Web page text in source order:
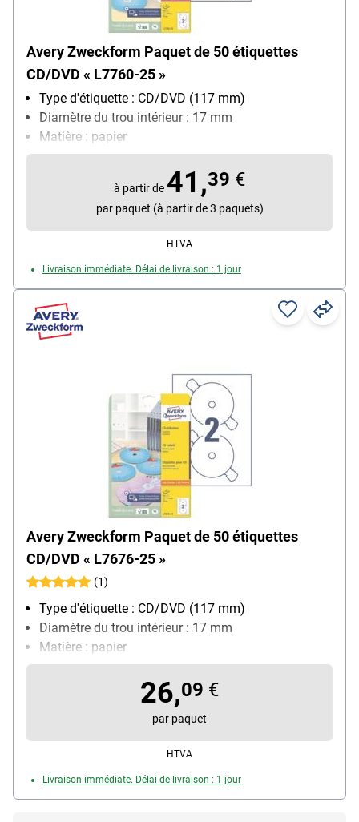
Avery Zweckform Paquet de 50 étiquettes
CD/DVD « L7760-25 »
Type d'étiquette : CD/DVD (117 mm)
Diamètre du trou intérieur : 17 mm
Matière : papier
Utilisation avec imprimantes/stylos : pour
imprimante laser N&B/couleur
Particularités : avec languettes de manipulation
pratiques, opaques, pour recouvrir les inscriptions
déjà existantes
à partir de 41,39 €
par paquet (à partir de 3 paquets)
HTVA
Livraison immédiate. Délai de livraison : 1 jour
Avery Zweckform Paquet de 50 étiquettes
CD/DVD « L7676-25 »
(1)
Type d'étiquette : CD/DVD (117 mm)
Diamètre du trou intérieur : 17 mm
Matière : papier
Utilisation avec imprimantes/stylos : pour
imprimantes jet d'encre (N/B), laser (N/B et couleur)
et photocopieuses (N/B)
Particularités : avec languettes de manipulation
pratiques, opaques, pour recouvrir les inscriptions
26,09 €
par paquet
HTVA
Livraison immédiate. Délai de livraison : 1 jour